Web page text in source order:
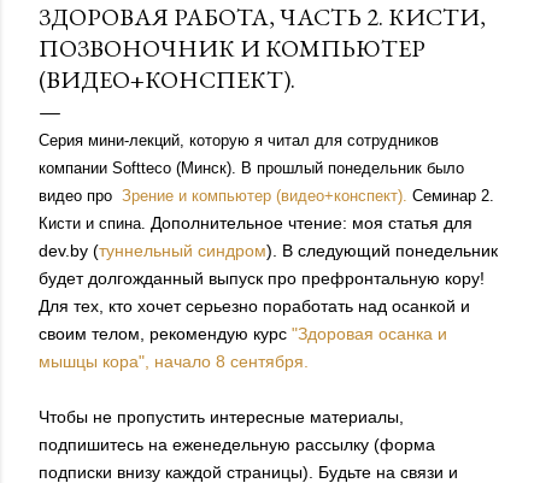
ЗДОРОВАЯ РАБОТА, ЧАСТЬ 2. КИСТИ,
ПОЗВОНОЧНИК И КОМПЬЮТЕР
(ВИДЕО+КОНСПЕКТ).
Серия мини-лекций, которую я читал для сотрудников
компании Softteco (Минск). В прошлый понедельник было
видео про Зрение и компьютер (видео+конспект). Cеминар 2.
Кисти и спина. Дополнительное чтение: моя статья для
dev.by (туннельный синдром). В следующий понедельник
будет долгожданный выпуск про префронтальную кору!
Для тех, кто хочет серьезно поработать над осанкой и
своим телом, рекомендую курс "Здоровая осанка и
мышцы кора", начало 8 сентября.
Чтобы не пропустить интересные материалы,
подпишитесь на еженедельную рассылку (форма
подписки внизу каждой страницы). Будьте на связи и